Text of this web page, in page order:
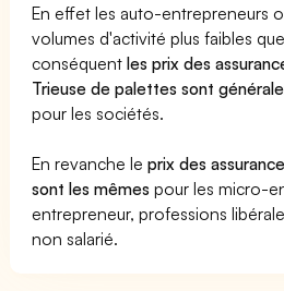
En effet les auto-entrepreneurs
volumes d'activité plus faibles
conséquentles prix des
Trieuse de palettes sont
pour les sociétés.
En revanche leprix des
sont les mêmes pour les micro-
entrepreneur, professions
non salarié.